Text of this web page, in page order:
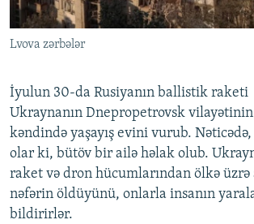
Lvova zərbələr
İyulun 30-da Rusiyanın ballistik raketi
Ukraynanın Dnepropetrovsk
kəndində yaşayış evini vurub.
olar ki, bütöv bir ailə həlak olub.
raket və dron hücumlarından ölkə üzrə
nəfərin öldüyünü, onlarla insanın
bildirirlər.